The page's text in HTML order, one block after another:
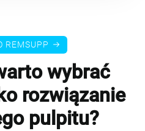
REMSUPP
wybrać
rozwiązanie
pulpitu?